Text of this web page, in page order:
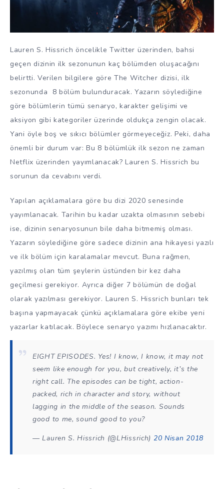
Lauren S. Hissrich öncelikle Twitter üzerinden, bahsi
geçen dizinin ilk sezonunun kaç bölümden oluşacağını
belirtti. Verilen bilgilere göre The Witcher dizisi, ilk
sezonunda 8 bölüm bulunduracak. Yazarın söylediğine
göre bölümlerin tümü senaryo, karakter gelişimi ve
aksiyon gibi kategoriler üzerinde oldukça zengin olacak.
Yani öyle boş ve sıkıcı bölümler görmeyeceğiz. Peki, daha
önemli bir durum var: Bu 8 bölümlük ilk sezon ne zaman
Netflix üzerinden yayımlanacak? Lauren S. Hissrich bu
sorunun da cevabını verdi.
Yapılan açıklamalara göre bu dizi 2020 senesinde
yayımlanacak. Tarihin bu kadar uzakta olmasının sebebi
ise, dizinin senaryosunun bile daha bitmemiş olması.
Yazarın söylediğine göre sadece dizinin ana hikayesi yazılı
ve ilk bölüm için karalamalar mevcut. Buna rağmen,
yazılmış olan tüm şeylerin üstünden bir kez daha
geçilmesi gerekiyor. Ayrıca diğer 7 bölümün de doğal
olarak yazılması gerekiyor. Lauren S. Hissrich bunları tek
başına yapmayacak çünkü açıklamalara göre ekibe yeni
yazarlar katılacak. Böylece senaryo yazımı hızlanacaktır.
EIGHT EPISODES. Yes! I know, I know, it may not
seem like enough for you, but creatively, it’s the
right call. The episodes can be tight, action-
packed, rich in character and story, without
lagging in the middle of the season. Sounds
good to me, sound good to you?
— Lauren S. Hissrich (@LHissrich) 20 Nisan 2018